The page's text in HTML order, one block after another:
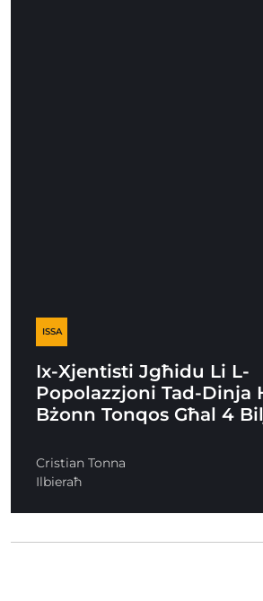
ISSA
Ix-Xjentisti Jgħidu Li L-
Popolazzjoni Tad-Dinja
Bżonn Tonqos Għal 4
Cristian Tonna
Ilbieraħ